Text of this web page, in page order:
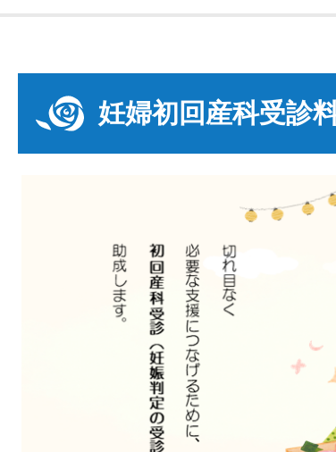
妊婦初回産科受診